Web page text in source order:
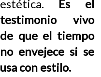
estética. Es el
testimonio vivo
de que el tiempo
no envejece si se
usa con estilo.